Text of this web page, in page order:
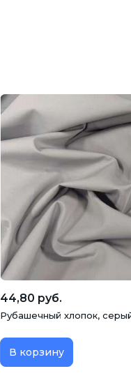
44,80 руб.
Рубашечный хлопок, серый
В корзину